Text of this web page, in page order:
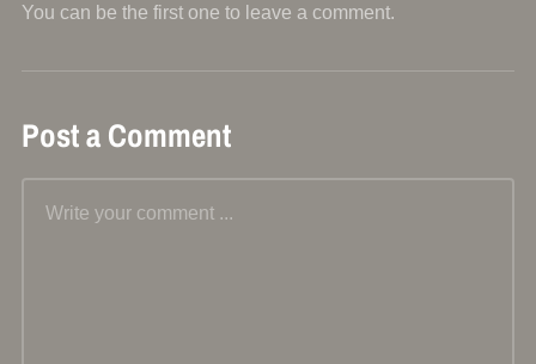
You can be the first one to leave a comment.
Post a Comment